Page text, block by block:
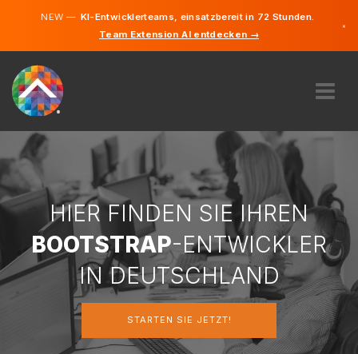
NEW —KI-Entwicklerteams, einsatzbereit in 72 Stunden.
Team Extension AI entdecken →
×
ÜBER UNS
EXPERTISE
WIE FUNKTIONIERT ES?
KARRIERE
FINDEN
DEUTSCHLAND
STARTEN SIE JETZT
HIER FINDEN SIE IHREN
BOOTSTRAP-ENTWICKLER
IN DEUTSCHLAND
STARTEN SIE JETZT!